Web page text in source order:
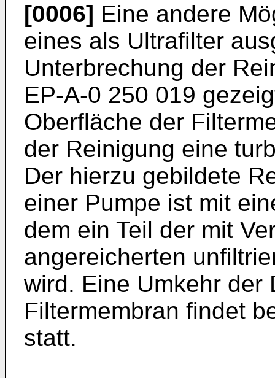
[0006] Eine andere
eines als Ultrafilter
Unterbrechung der
EP-A-0 250 019
Oberfläche der
der Reinigung eine
Der hierzu gebildete
einer Pumpe ist mit
dem ein Teil der mit
angereicherten
wird. Eine Umkehr der
Filtermembran findet
statt.